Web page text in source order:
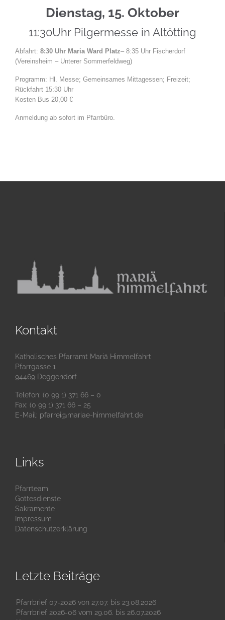
Dienstag, 15. Oktober
11:30Uhr Pilgermesse in Altötting
Abfahrt: 8:30 Uhr Maria Ward Platz– 8:35 Uhr Fischerdorf
(Vereinsheim – Unterer Sommerfeldweg)
Programm: Hl. Messe; Gemeinsames Mittagessen; Freizeit;
Rückfahrt 15:30 Uhr
Kosten Bus 20,00 €
Anmeldung ab sofort im Pfarrbüro.
Kontakt
Katholisches Pfarramt Mariä Himmelfahrt
Pfarrgasse 1
94469 Deggendorf
Telefon: (0 99 1) 371 66 – 0
Fax: (0 99 1) 371 66 – 25
E-Mail: pfarrei@mariae-himmelfahrt.de
Links
Pfarrteam
Gottesdienste
Sakramente
Impressum
Datenschutzerklärung
Letzte Beiträge
Pfarrbrief 07-2026 von 27.07. bis 23.08.2026
Pfarrbrief 2026-06 vom 29.06. bis 26.07.2026